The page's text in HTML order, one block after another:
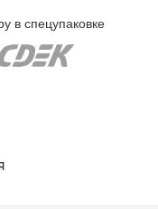
в спецупаковке